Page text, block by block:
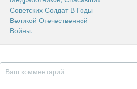
Советских Солдат В Годы
Великой Отечественной
Войны.